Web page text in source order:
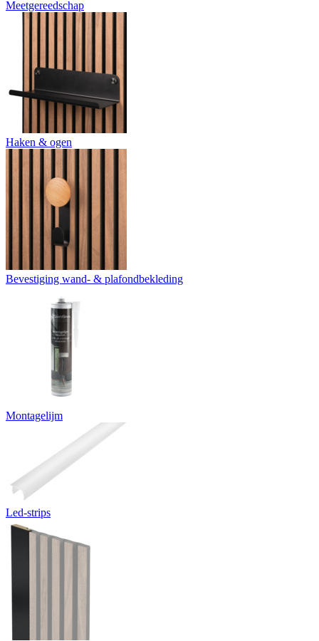
Meetgereedschap
Haken & ogen
Bevestiging wand- & plafondbekleding
Montagelijm
Led-strips